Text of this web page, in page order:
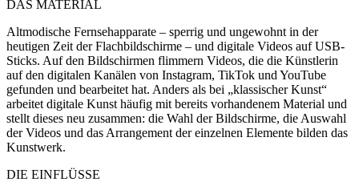
DAS MATERIAL
Altmodische Fernsehapparate – sperrig und ungewohnt in der
heutigen Zeit der Flachbildschirme – und digitale Videos auf USB-
Sticks. Auf den Bildschirmen flimmern Videos, die die Künstlerin
auf den digitalen Kanälen von Instagram, TikTok und YouTube
gefunden und bearbeitet hat. Anders als bei „klassischer Kunst“
arbeitet digitale Kunst häufig mit bereits vorhandenem Material und
stellt dieses neu zusammen: die Wahl der Bildschirme, die Auswahl
der Videos und das Arrangement der einzelnen Elemente bilden das
Kunstwerk.
DIE EINFLÜSSE